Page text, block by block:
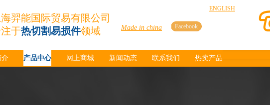
羿能国际贸易有限公司
于热切割易损件领域
ENGLISH
Facebook
Made in china
介 产品中心 网上商城 新闻动态 联系我们 热卖产品